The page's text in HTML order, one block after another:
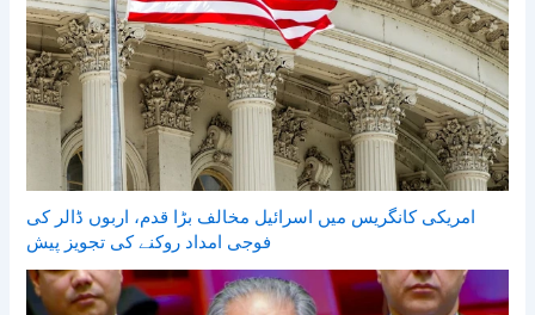
امریکی کانگریس میں اسرائیل مخالف بڑا قدم، اربوں ڈالر کی
فوجی امداد روکنے کی تجویز پیش